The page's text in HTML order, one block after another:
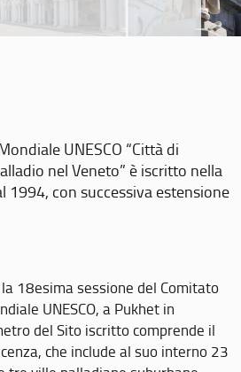
UNESCO “Città di
nel Veneto” è iscritto nella
1994, con successiva estensione
18esima sessione del Comitato
UNESCO, a Pukhet in
del Sito iscritto comprende il
che include al suo interno 23